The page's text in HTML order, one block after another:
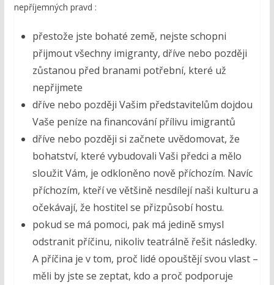
nepříjemných pravd :
přestože jste bohaté země, nejste schopni
přijmout všechny imigranty, dříve nebo později
zůstanou před branami potřební, které už
nepřijmete
dříve nebo později Vašim představitelům dojdou
Vaše peníze na financování přílivu imigrantů
dříve nebo později si začnete uvědomovat, že
bohatství, které vybudovali Vaši předci a mělo
sloužit Vám, je odkloněno nově příchozím. Navíc
příchozím, kteří ve většině nesdílejí naši kulturu a
očekávají, že hostitel se přizpůsobí hostu.
pokud se má pomoci, pak má jedině smysl
odstranit příčinu, nikoliv teatrálně řešit následky.
A příčina je v tom, proč lidé opouštějí svou vlast –
měli by jste se zeptat, kdo a proč podporuje